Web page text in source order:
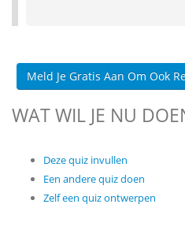
Meld Je Gratis Aan Om Ook
WAT WIL JE NU
Deze quiz invullen
Een andere quiz doen
Zelf een quiz ontwerpen